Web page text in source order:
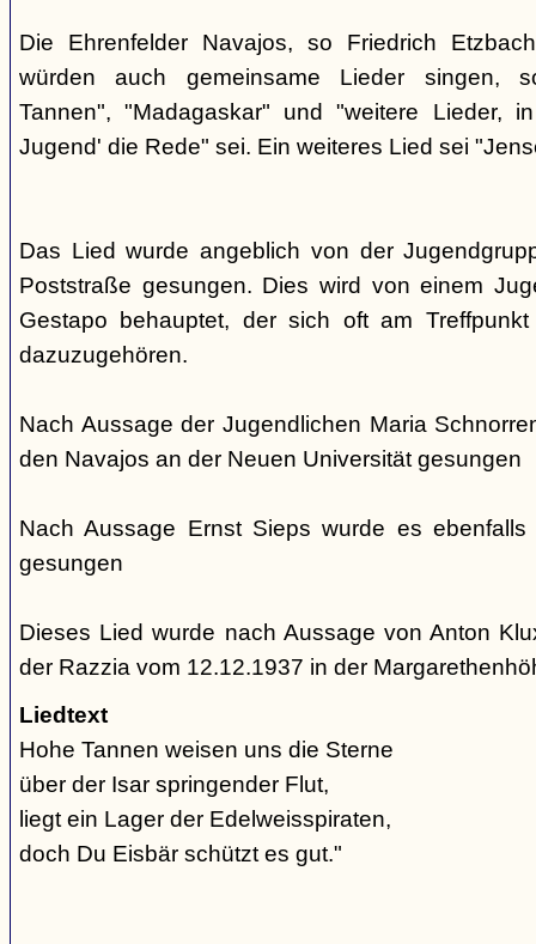
Die Ehrenfelder Navajos, so Friedrich
würden auch gemeinsame Lieder singen,
Tannen", "Madagaskar" und "weitere Lieder,
Jugend' die Rede" sei. Ein weiteres Lied sei
Das Lied wurde angeblich von der
Poststraße gesungen. Dies wird von einem
Gestapo behauptet, der sich oft am
dazuzugehören.
Nach Aussage der Jugendlichen Maria
den Navajos an der Neuen Universität gesungen
Nach Aussage Ernst Sieps wurde es
gesungen
Dieses Lied wurde nach Aussage von Anton
der Razzia vom 12.12.1937 in der
Liedtext
Hohe Tannen weisen uns die Sterne
über der Isar springender Flut,
liegt ein Lager der Edelweisspiraten,
doch Du Eisbär schützt es gut."